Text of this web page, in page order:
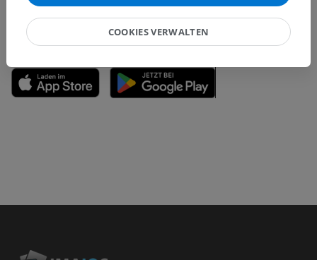
HOLE SIE SICH DIE APP
COOKIES VERWALTEN